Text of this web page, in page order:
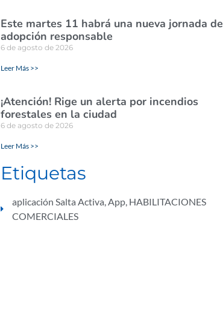
Este martes 11 habrá una nueva jornada de
adopción responsable
6 de agosto de 2026
Leer Más >>
¡Atención! Rige un alerta por incendios
forestales en la ciudad
6 de agosto de 2026
Leer Más >>
Etiquetas
aplicación Salta Activa,App, HABILITACIONES
COMERCIALES